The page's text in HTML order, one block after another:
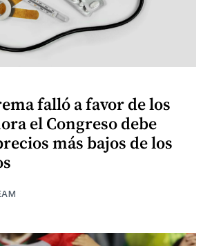
falló a favor de los
el Congreso debe
más bajos de los